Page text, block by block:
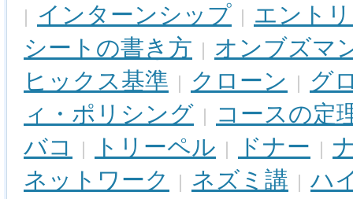
| インターンシップ | エント
シートの書き方 | オンブズマ
ヒックス基準 | クローン |
グ
ィ・ポリシング |
コースの定
バコ
| トリーペル | ドナー |
ネットワーク
| ネズミ講 | ハ